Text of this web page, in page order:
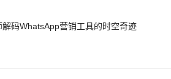
码WhatsApp营销工具的时空奇迹